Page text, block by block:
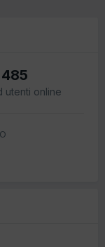
485
utenti online